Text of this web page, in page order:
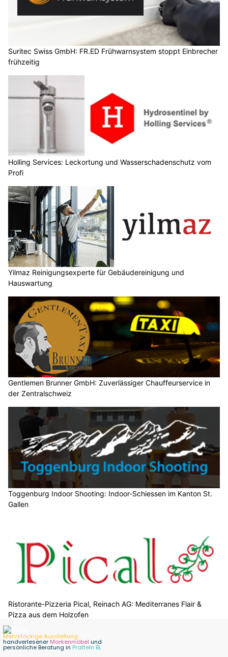
Suritec Swiss GmbH: FR.ED Frühwarnsystem stoppt Einbrecher
frühzeitig
Holling Services: Leckortung und Wasserschadenschutz vom
Profi
Yilmaz Reinigungsexperte für Gebäudereinigung und
Hauswartung
Gentlemen Brunner GmbH: Zuverlässiger Chauffeurservice in
der Zentralschweiz
Toggenburg Indoor Shooting: Indoor-Schiessen im Kanton St.
Gallen
Ristorante-Pizzeria Pical, Reinach AG: Mediterranes Flair &
Pizza aus dem Holzofen